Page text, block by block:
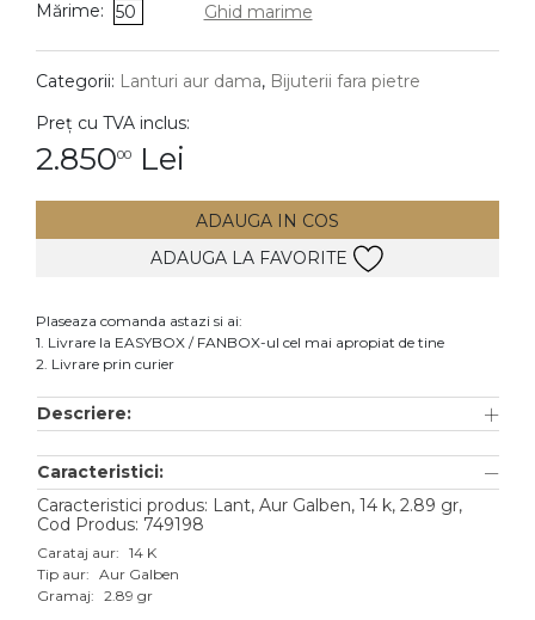
DIAMANTE Vezi toate
Cercei
Accesorii
Aur alb
Aur roz
Aur mixt
Mărime: 50 Ghid marime
Categorii: Lanturi aur dama, Bijuterii fara pietre
Preț cu TVA inclus:
2.85000 Lei
ADAUGA IN COS
ADAUGA LA FAVORITE
Plaseaza comanda astazi si ai:
1. Livrare la EASYBOX / FANBOX-ul cel mai apropiat de tine
2. Livrare prin curier
Descriere:
Caracteristici:
Caracteristici produs: Lant, Aur Galben, 14 k, 2.89 gr,
Cod Produs: 749198
Carataj aur: 14 K
Tip aur: Aur Galben
Gramaj: 2.89 gr